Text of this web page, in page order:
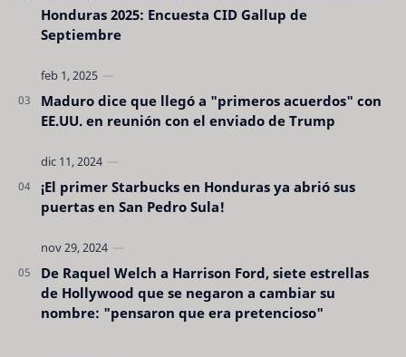
Honduras 2025: Encuesta CID Gallup de
Septiembre
Maduro dice que llegó a "primeros acuerdos" con
EE.UU. en reunión con el enviado de Trump
¡El primer Starbucks en Honduras ya abrió sus
puertas en San Pedro Sula!
De Raquel Welch a Harrison Ford, siete estrellas
de Hollywood que se negaron a cambiar su
nombre: "pensaron que era pretencioso"